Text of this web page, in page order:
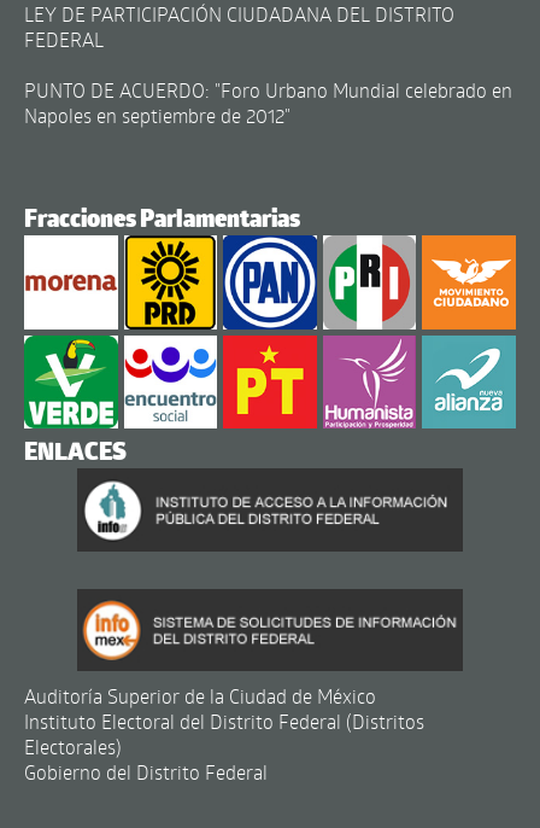
LEY DE PARTICIPACIÓN CIUDADANA DEL DISTRITO
FEDERAL
PUNTO DE ACUERDO: "Foro Urbano Mundial celebrado en
Napoles en septiembre de 2012"
Fracciones Parlamentarias
ENLACES
Auditoría Superior de la Ciudad de México
Instituto Electoral del Distrito Federal (Distritos
Electorales)
Gobierno del Distrito Federal